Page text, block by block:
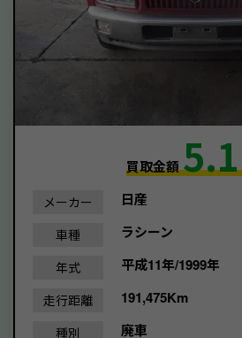
買取金額5.1
メーカー 日産
車種 ラシーン
年式 平成11年/1999年
走行距離 191,475Km
種別 廃車